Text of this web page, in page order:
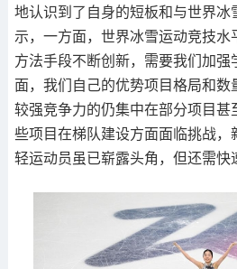
地认识到了自身的短板和与世界
示，一方面，世界冰雪运动竞技水
方法手段不断创新，需要我们加
面，我们自己的优势项目格局和
较强竞争力的仍集中在部分项目
些项目在梯队建设方面面临挑战
轻运动员虽已崭露头角，但还需快